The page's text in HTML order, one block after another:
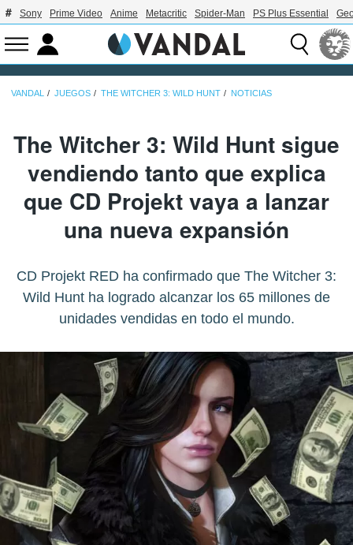
Sony Prime Video Anime Metacritic Spider-Man PS Plus Essential
VANDAL JUEGOS THE WITCHER 3: WILD HUNT NOTICIAS
The Witcher 3: Wild Hunt sigue
vendiendo tanto que explica
que CD Projekt vaya a lanzar
una nueva expansión
CD Projekt RED ha confirmado que The Witcher 3:
Wild Hunt ha logrado alcanzar los 65 millones de
unidades vendidas en todo el mundo.